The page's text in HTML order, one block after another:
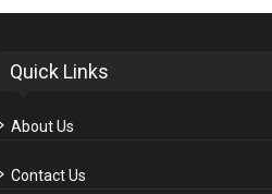
Quick Links
About Us
Contact Us